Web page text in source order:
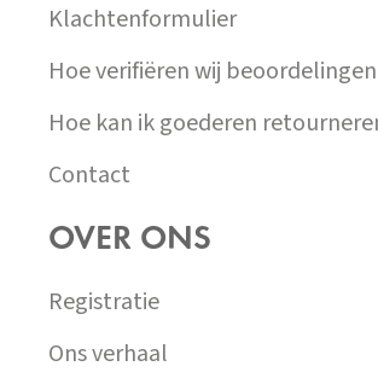
Klachtenformulier
Hoe verifiëren wij
Hoe kan ik goederen
Contact
OVER ONS
Registratie
Ons verhaal